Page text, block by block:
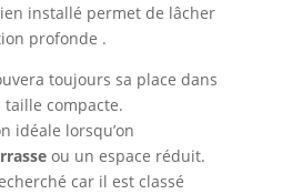
installé permet de lâcher
profonde .
toujours sa place dans
compacte.
idéale lorsqu’on
ou un espace réduit.
car il est classé